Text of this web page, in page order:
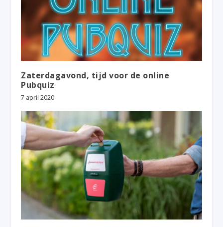
Zaterdagavond, tijd voor de online
Pubquiz
7 april 2020